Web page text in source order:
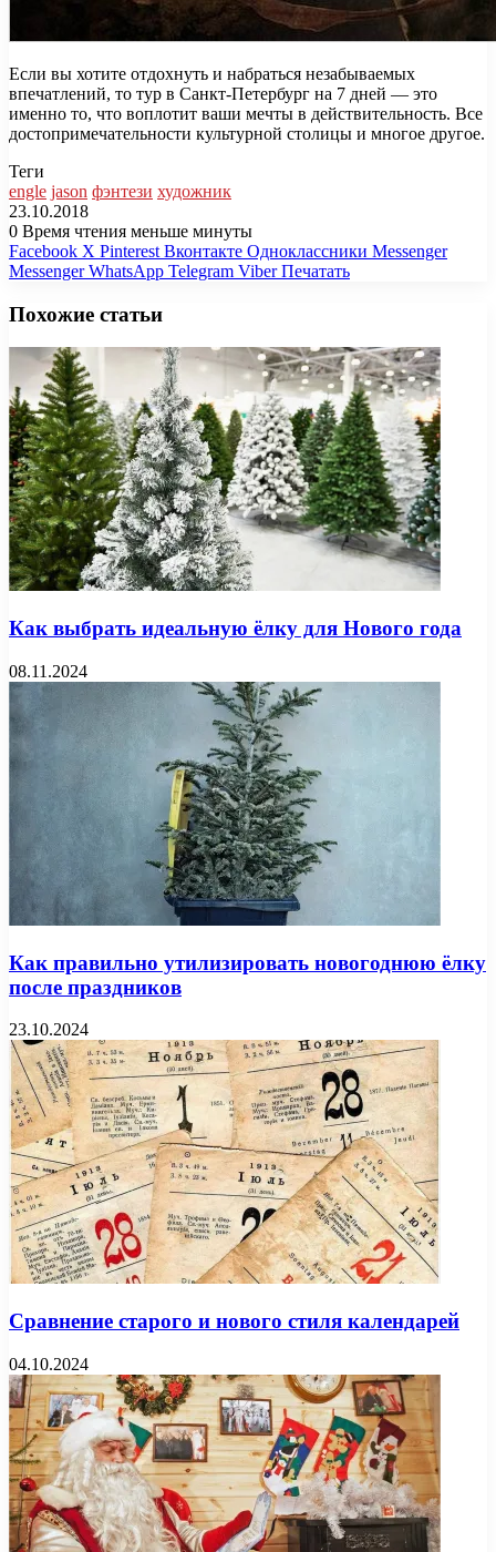
Если вы хотите отдохнуть и набраться незабываемых
впечатлений, то тур в Санкт-Петербург на 7 дней — это
именно то, что воплотит ваши мечты в действительность. Все
достопримечательности культурной столицы и многое другое.
Теги
engle jason фэнтези художник
23.10.2018
0 Время чтения меньше минуты
Facebook X Pinterest Вконтакте Одноклассники Messenger
Messenger WhatsApp Telegram Viber Печатать
Похожие статьи
Как выбрать идеальную ёлку для Нового года
08.11.2024
Как правильно утилизировать новогоднюю ёлку
после праздников
23.10.2024
Сравнение старого и нового стиля календарей
04.10.2024